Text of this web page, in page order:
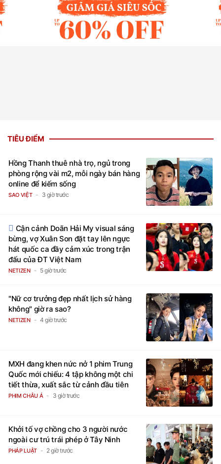
TIÊU ĐIỂM
Hồng Thanh thuê nhà trọ, ngủ trong
phòng rộng vài m2, mỗi ngày bán hàng
online để kiếm sống
SAO VIỆT 3 giờ trước
Cận cảnh Doãn Hải My visual sáng
bừng, vợ Xuân Son đặt tay lên ngực
hát quốc ca đầy cảm xúc trong trận
đấu của ĐT Việt Nam
NETIZEN 5 giờ trước
"Nữ cơ trưởng đẹp nhất lịch sử hàng
không" giờ ra sao?
NETIZEN 4 giờ trước
MXH đang khen nức nở 1 phim Trung
Quốc mới chiếu: 4 tập không một chi
tiết thừa, xuất sắc từ cảnh đầu tiên
PHIM CHÂU Á 3 giờ trước
Khởi tố vợ chồng cho 3 người nước
ngoài cư trú trái phép ở Tây Ninh
PHÁP LUẬT 2 giờ trước